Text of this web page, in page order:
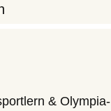
& Olympia-